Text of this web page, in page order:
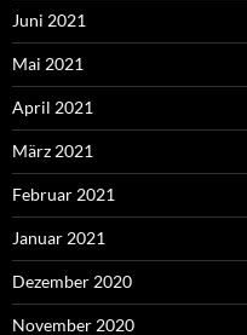
Juni 2021
Mai 2021
April 2021
März 2021
Februar 2021
Januar 2021
Dezember 2020
November 2020